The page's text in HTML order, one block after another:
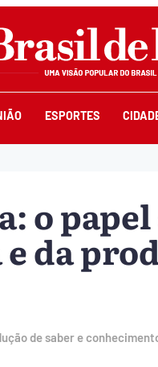
ESPORTES
o papel
da
de saber e